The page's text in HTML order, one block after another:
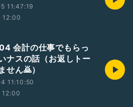
11:47:19
12:00
会計の仕事でもらっ
ナスの話（お返しトー
せん🙇）
11:10:50
12:00